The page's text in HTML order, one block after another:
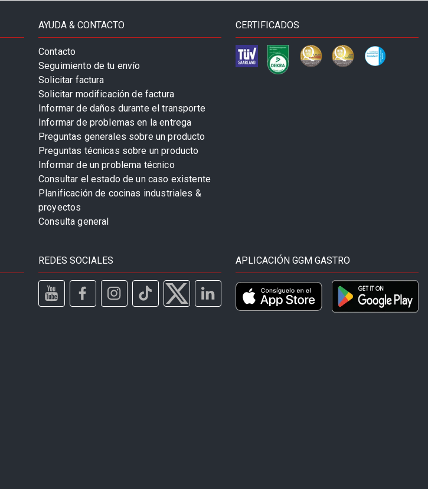
AYUDA & CONTACTO
Contacto
Seguimiento de tu envío
Solicitar factura
Solicitar modificación de factura
Informar de daños durante el transporte
Informar de problemas en la entrega
Preguntas generales sobre un producto
Preguntas técnicas sobre un producto
Informar de un problema técnico
Consultar el estado de un caso existente
Planificación de cocinas industriales &
proyectos
Consulta general
CERTIFICADOS
REDES SOCIALES APLICACIÓN GGM GASTRO